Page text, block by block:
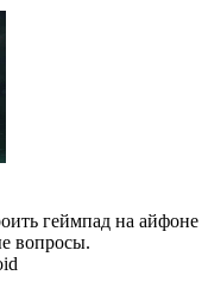
геймпад на айфоне
вопросы.